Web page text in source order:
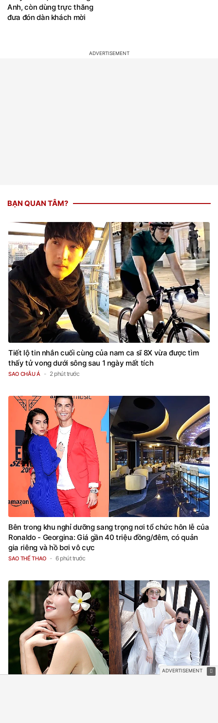
Anh, còn dùng trực thăng
đưa đón dàn khách mời
BẠN QUAN TÂM?
Tiết lộ tin nhắn cuối cùng của nam ca sĩ 8X vừa được tìm
thấy tử vong dưới sông sau 1 ngày mất tích
SAO CHÂU Á 2 phút trước
Bên trong khu nghỉ dưỡng sang trọng nơi tổ chức hôn lễ của
Ronaldo - Georgina: Giá gần 40 triệu đồng/đêm, có quản
gia riêng và hồ bơi vô cực
SAO THỂ THAO 6 phút trước